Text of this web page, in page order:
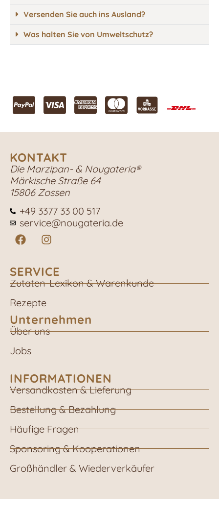
Versenden Sie auch ins Ausland?
Was halten Sie von Umweltschutz?
KONTAKT
Die Marzipan- & Nougateria®
Märkische Straße 64
15806 Zossen
+49 3377 33 00 517
service@nougateria.de
SERVICE
Zutaten-Lexikon & Warenkunde
Rezepte
Unternehmen
Über uns
Jobs
INFORMATIONEN
Versandkosten & Lieferung
Bestellung & Bezahlung
Häufige Fragen
Sponsoring & Kooperationen
Großhändler & Wiederverkäufer